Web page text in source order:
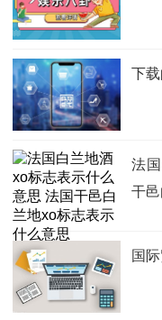
下
法
干
国